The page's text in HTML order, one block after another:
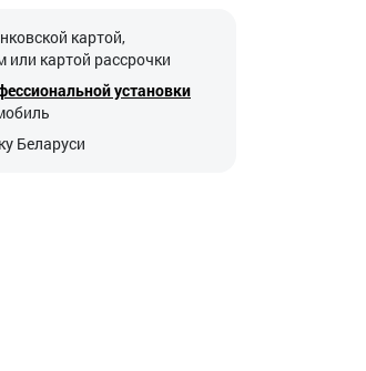
картой,
картой рассрочки
установки
Беларуси